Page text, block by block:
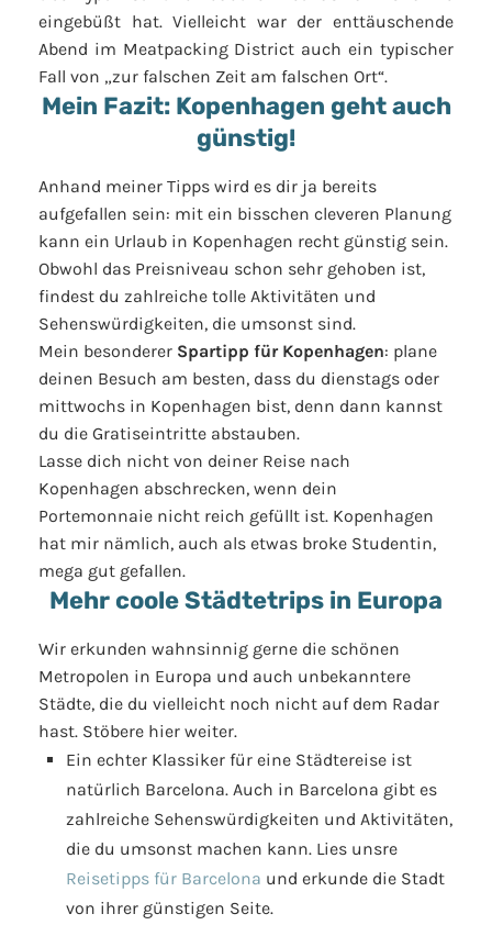
eingebüßt hat. Vielleicht war der enttäuschende
Abend im Meatpacking District auch ein typischer
Fall von „zur falschen Zeit am falschen Ort“.
Mein Fazit: Kopenhagen geht auch
günstig!
Anhand meiner Tipps wird es dir ja bereits
aufgefallen sein: mit ein bisschen cleveren Planung
kann ein Urlaub in Kopenhagen recht günstig sein.
Obwohl das Preisniveau schon sehr gehoben ist,
findest du zahlreiche tolle Aktivitäten und
Sehenswürdigkeiten, die umsonst sind.
Mein besonderer Spartipp für Kopenhagen: plane
deinen Besuch am besten, dass du dienstags oder
mittwochs in Kopenhagen bist, denn dann kannst
du die Gratiseintritte abstauben.
Lasse dich nicht von deiner Reise nach
Kopenhagen abschrecken, wenn dein
Portemonnaie nicht reich gefüllt ist. Kopenhagen
hat mir nämlich, auch als etwas broke Studentin,
mega gut gefallen.
Mehr coole Städtetrips in Europa
Wir erkunden wahnsinnig gerne die schönen
Metropolen in Europa und auch unbekanntere
Städte, die du vielleicht noch nicht auf dem Radar
hast. Stöbere hier weiter.
Ein echter Klassiker für eine Städtereise ist
natürlich Barcelona. Auch in Barcelona gibt es
zahlreiche Sehenswürdigkeiten und Aktivitäten,
die du umsonst machen kann. Lies unsre
Reisetipps für Barcelona und erkunde die Stadt
von ihrer günstigen Seite.